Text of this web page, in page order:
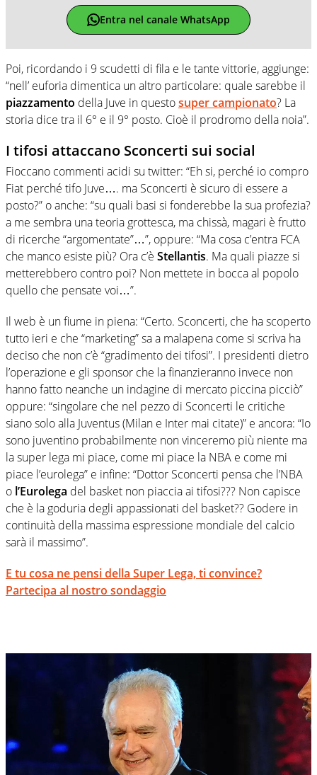
Entra nel canale WhatsApp
Poi, ricordando i 9 scudetti di fila e le tante vittorie, aggiunge:
“nell’ euforia dimentica un altro particolare: quale sarebbe il
piazzamento della Juve in questosuper campionato? La
storia dice tra il 6° e il 9° posto. Cioè il prodromo della noia”.
I tifosi attaccano Sconcerti sui social
Fioccano commenti acidi su twitter: “Eh si, perché io compro
Fiat perché tifo Juve…. ma Sconcerti è sicuro di essere a
posto?” o anche: “su quali basi si fonderebbe la sua profezia?
a me sembra una teoria grottesca, ma chissà, magari è frutto
di ricerche “argomentate”…”, oppure: “Ma cosa c’entra FCA
che manco esiste più? Ora c’è Stellantis. Ma quali piazze si
metterebbero contro poi? Non mettete in bocca al popolo
quello che pensate voi…”.
Il web è un fiume in piena: “Certo. Sconcerti, che ha scoperto
tutto ieri e che “marketing” sa a malapena come si scriva ha
deciso che non c’è “gradimento dei tifosi”. I presidenti dietro
l’operazione e gli sponsor che la finanzieranno invece non
hanno fatto neanche un indagine di mercato piccina picciò”
oppure: “singolare che nel pezzo di Sconcerti le critiche
siano solo alla Juventus (Milan e Inter mai citate)” e ancora: “Io
sono juventino probabilmente non vinceremo più niente ma
la super lega mi piace, come mi piace la NBA e come mi
piace l’eurolega” e infine: “Dottor Sconcerti pensa che l’NBA
o l’Eurolega del basket non piaccia ai tifosi??? Non capisce
che è la goduria degli appassionati del basket?? Godere in
continuità della massima espressione mondiale del calcio
sarà il massimo”.
E tu cosa ne pensi della Super Lega, ti convince?
Partecipa al nostro sondaggio